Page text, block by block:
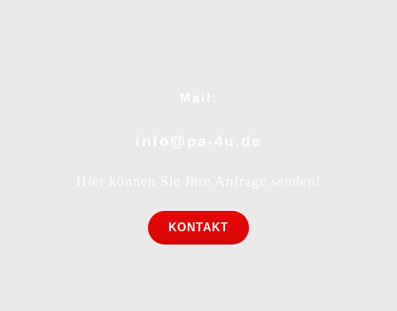
KONTAKT